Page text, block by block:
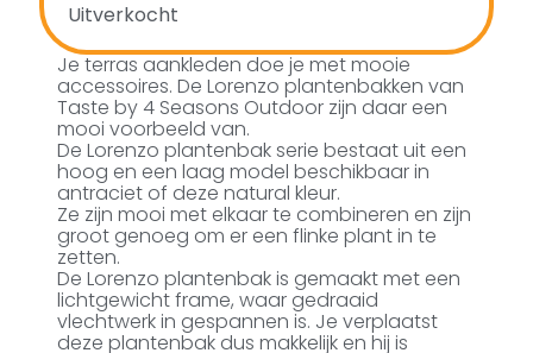
Uitverkocht
Je terras aankleden doe je met mooie
accessoires. De Lorenzo plantenbakken van
Taste by 4 Seasons Outdoor zijn daar een
mooi voorbeeld van.
De Lorenzo plantenbak serie bestaat uit een
hoog en een laag model beschikbaar in
antraciet of deze natural kleur.
Ze zijn mooi met elkaar te combineren en zijn
groot genoeg om er een flinke plant in te
zetten.
De Lorenzo plantenbak is gemaakt met een
lichtgewicht frame, waar gedraaid
vlechtwerk in gespannen is. Je verplaatst
deze plantenbak dus makkelijk en hij is